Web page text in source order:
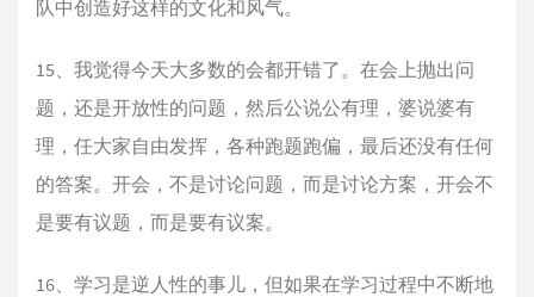
队中创造好这样的文化和风气。
15、我觉得今天大多数的会都开错了。在会上抛出问
题，还是开放性的问题，然后公说公有理，婆说婆有
理，任大家自由发挥，各种跑题跑偏，最后还没有任何
的答案。开会，不是讨论问题，而是讨论方案，开会不
是要有议题，而是要有议案。
16、学习是逆人性的事儿，但如果在学习过程中不断地